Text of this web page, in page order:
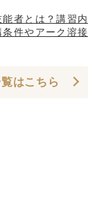
者とは？講習内
件やアーク溶接
はこちら